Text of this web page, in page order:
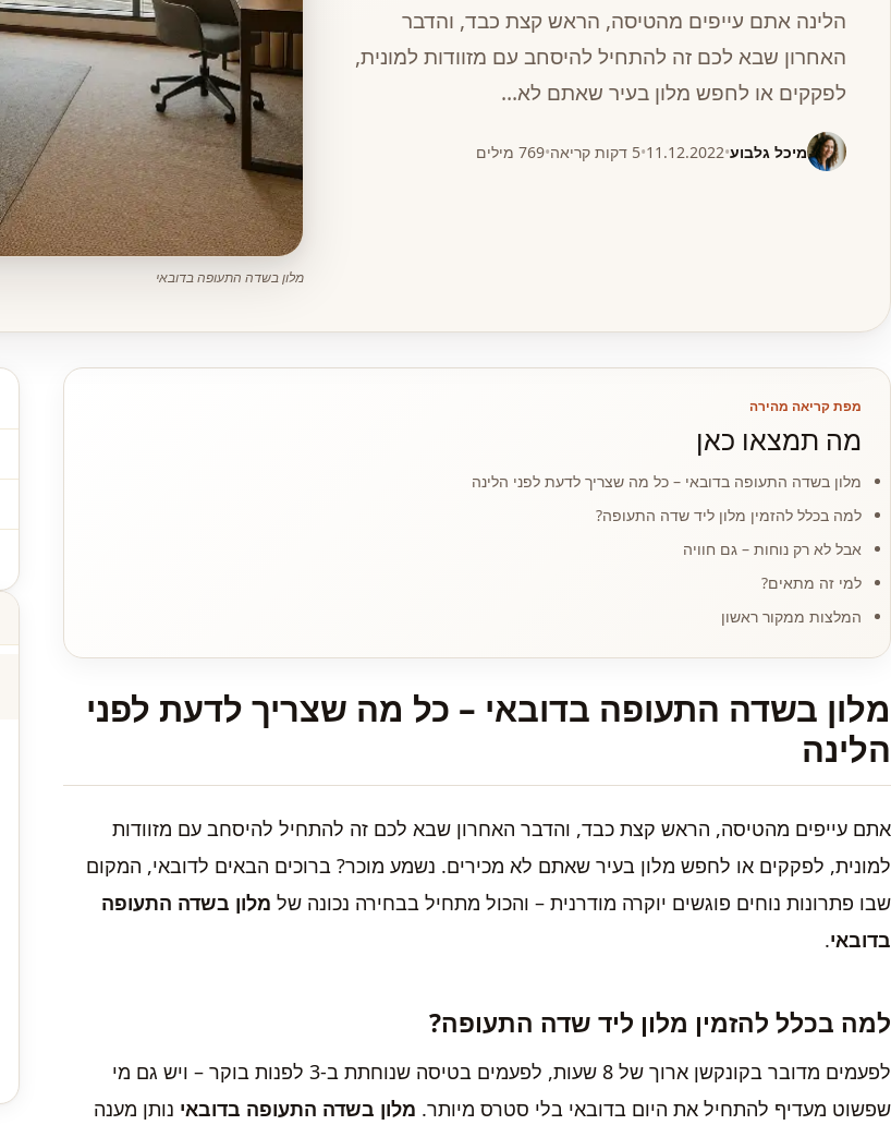
הלינה אתם עייפים מהטיסה, הראש קצת כבד, והדבר
האחרון שבא לכם זה להתחיל להיסחב עם מזוודות למונית,
לפקקים או לחפש מלון בעיר שאתם לא…
מיכל גלבוע•
11.12.2022
•5 דקות קריאה •769 מילים
מלון בשדה התעופה בדובאי
מפת קריאה מהירה
מה תמצאו כאן
מלון בשדה התעופה בדובאי – כל מה שצריך לדעת לפני הלינה
למה בכלל להזמין מלון ליד שדה התעופה?
אבל לא רק נוחות – גם חוויה
למי זה מתאים?
המלצות ממקור ראשון
מלון בשדה התעופה בדובאי – כל מה שצריך לדעת לפני
הלינה
אתם עייפים מהטיסה, הראש קצת כבד, והדבר האחרון שבא לכם זה להתחיל להיסחב עם מזוודות
למונית, לפקקים או לחפש מלון בעיר שאתם לא מכירים. נשמע מוכר? ברוכים הבאים לדובאי, המקום
שבו פתרונות נוחים פוגשים יוקרה מודרנית – והכול מתחיל בבחירה נכונה של מלון בשדה התעופה
בדובאי.
למה בכלל להזמין מלון ליד שדה התעופה?
לפעמים מדובר בקונקשן ארוך של 8 שעות, לפעמים בטיסה שנוחתת ב-3 לפנות בוקר – ויש גם מי
שפשוט מעדיף להתחיל את היום בדובאי בלי סטרס מיותר. מלון בשדה התעופה בדובאי נותן מענה